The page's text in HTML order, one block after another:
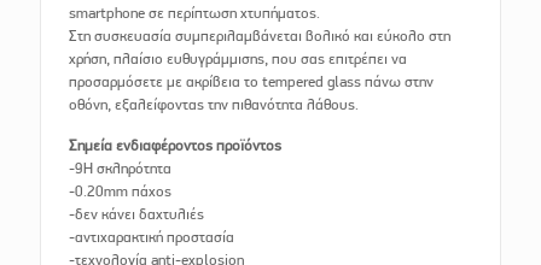
smartphone σε περίπτωση χτυπήματος.
Στη συσκευασία συμπεριλαμβάνεται βολικό και εύκολο στη
χρήση, πλαίσιο ευθυγράμμισης, που σας επιτρέπει να
προσαρμόσετε με ακρίβεια το tempered glass πάνω στην
οθόνη, εξαλείφοντας την πιθανότητα λάθους.
Σημεία ενδιαφέροντος προϊόντος
-9H σκληρότητα
-0.20mm πάχος
-δεν κάνει δαχτυλιές
-αντιχαρακτική προστασία
-τεχνολογία anti-explosion